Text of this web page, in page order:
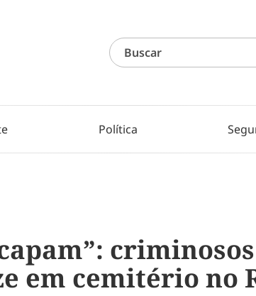
Política
em cemitério no